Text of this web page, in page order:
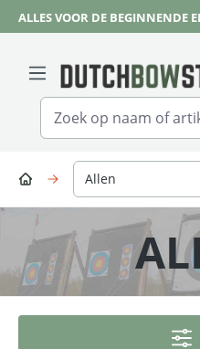
Ga naar de hoofdinhoud
ALLES VOOR DE BEGINNENDE
Allen